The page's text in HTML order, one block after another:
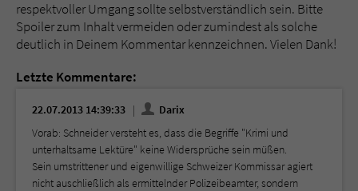
respektvoller Umgang sollte selbstverständlich sein. Bitte
Spoiler zum Inhalt vermeiden oder zumindest als solche
deutlich in Deinem Kommentar kennzeichnen. Vielen Dank!
Letzte Kommentare:
22.07.2013 14:39:33
Darix
Vorab: Schneider versteht es, dass die Begriffe "Krimi und
unterhaltsame Lektüre" keine Widersprüche sein müßen.
Sein umstrittener und eigenwillige Schweizer Kommissar agiert
nicht auschließlich als ermittelnder Polizeibeamter, sondern